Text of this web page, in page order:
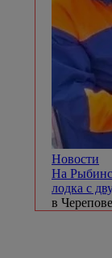
Новости
На
лодка с
в